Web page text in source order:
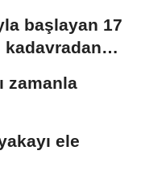
başlayan 17
kadavradan
zamanla
ele